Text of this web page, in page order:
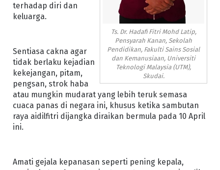
Ts. Dr. Hadafi Fitri Mohd Latip,
Pensyarah Kanan, Sekolah
Pendidikan, Fakulti Sains Sosial
dan Kemanusiaan, Universiti
Teknologi Malaysia (UTM),
Skudai.
terhadap diri dan
keluarga.
Sentiasa cakna agar
tidak berlaku kejadian
kekejangan, pitam,
pengsan, strok haba
atau mungkin mudarat yang lebih teruk semasa
cuaca panas di negara ini, khusus ketika sambutan
raya aidilfitri dijangka diraikan bermula pada 10 April
ini.
Amati gejala kepanasan seperti pening kepala,